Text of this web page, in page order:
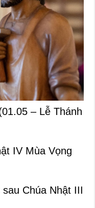
– Lễ Thánh
IV Mùa Vọng
Chúa Nhật III